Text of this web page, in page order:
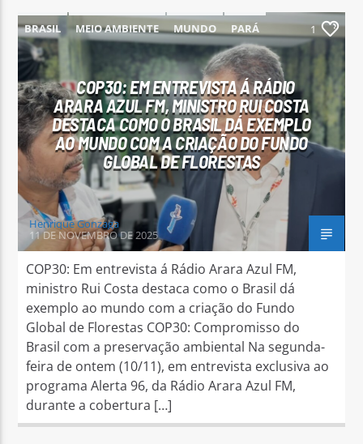
BRASIL MEIO AMBIENTE MUNDO
PARÁ
PARAUAPEBAS
1
COP30: EM ENTREVISTA Á RÁDIO
ARARA AZUL FM, MINISTRO RUI COSTA
DESTACA COMO O BRASIL DÁ EXEMPLO
AO MUNDO COM A CRIAÇÃO DO FUNDO
GLOBAL DE FLORESTAS
Henrique Gonzaga
11 DE NOVEMBRO DE 2025
COP30: Em entrevista á Rádio Arara Azul FM,
ministro Rui Costa destaca como o Brasil dá
exemplo ao mundo com a criação do Fundo
Global de Florestas COP30: Compromisso do
Brasil com a preservação ambiental Na segunda-
feira de ontem (10/11), em entrevista exclusiva ao
programa Alerta 96, da Rádio Arara Azul FM,
durante a cobertura […]